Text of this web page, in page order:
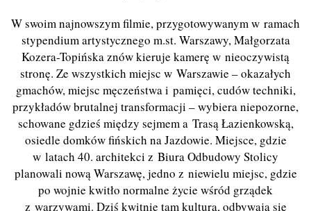
W swoim najnowszym filmie, przygotowywanym w ramach
stypendium artystycznego m.st. Warszawy, Małgorzata
Kozera-Topińska znów kieruje kamerę w nieoczywistą
stronę. Ze wszystkich miejsc w Warszawie – okazałych
gmachów, miejsc męczeństwa i pamięci, cudów techniki,
przykładów brutalnej transformacji – wybiera niepozorne,
schowane gdzieś między sejmem a Trasą Łazienkowską,
osiedle domków fińskich na Jazdowie. Miejsce, gdzie
w latach 40. architekci z Biura Odbudowy Stolicy
planowali nową Warszawę, jedno z niewielu miejsc, gdzie
po wojnie kwitło normalne życie wśród grządek
z warzywami. Dziś kwitnie tam kultura, odbywają się